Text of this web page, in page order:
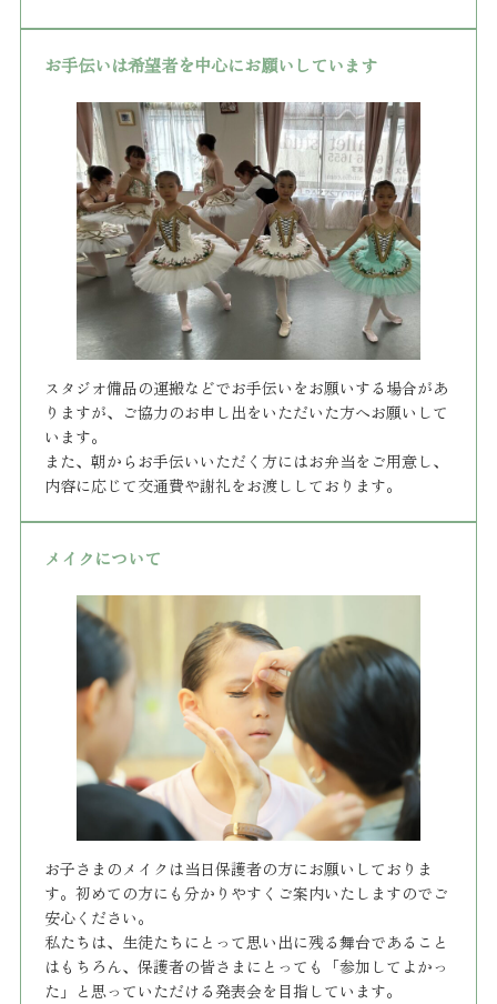
お手伝いは希望者を中心にお願いしています
スタジオ備品の運搬などでお手伝いをお願いする場合があ
りますが、ご協力のお申し出をいただいた方へお願いして
います。
また、朝からお手伝いいただく方にはお弁当をご用意し、
内容に応じて交通費や謝礼をお渡ししております。
メイクについて
お子さまのメイクは当日保護者の方にお願いしておりま
す。初めての方にも分かりやすくご案内いたしますのでご
安心ください。
私たちは、生徒たちにとって思い出に残る舞台であること
はもちろん、保護者の皆さまにとっても「参加してよかっ
た」と思っていただける発表会を目指しています。